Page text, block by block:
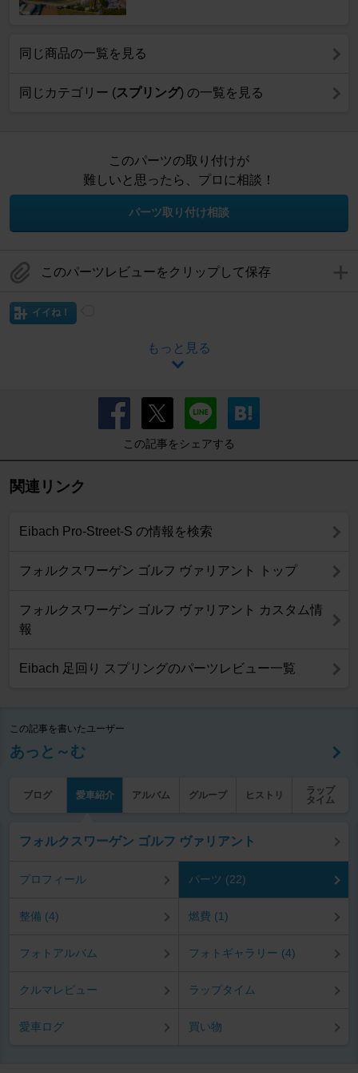
同じ商品の一覧を見る
同じカテゴリー (スプリング) の一覧を見る
このパーツの取り付けが
難しいと思ったら、プロに相談！
パーツ取り付け相談
このパーツレビューをクリップして保存
イイね！
もっと見る
この記事をシェアする
関連リンク
Eibach Pro-Street-S の情報を検索
フォルクスワーゲン ゴルフ ヴァリアント トップ
フォルクスワーゲン ゴルフ ヴァリアント カスタム情
報
Eibach 足回り スプリングのパーツレビュー一覧
この記事を書いたユーザー
あっと～む
ブログ 愛車紹介 アルバム グループ ヒストリ
ラップ
タイム
フォルクスワーゲン ゴルフ ヴァリアント
プロフィール パーツ (22)
整備 (4) 燃費 (1)
フォトアルバム フォトギャラリー (4)
クルマレビュー ラップタイム
愛車ログ 買い物